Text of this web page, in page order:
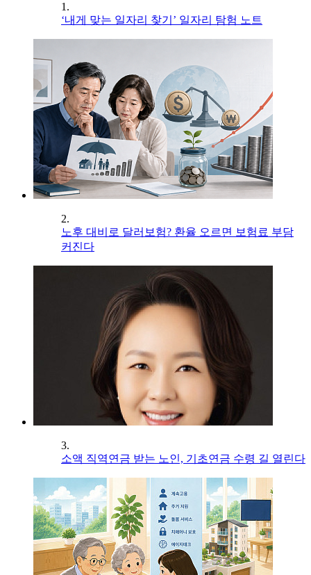
1.
‘내게 맞는 일자리 찾기’ 일자리 탐험 노트
2.
노후 대비로 달러보험? 환율 오르면 보험료 부담
커진다
3.
소액 직역연금 받는 노인, 기초연금 수령 길 열린다